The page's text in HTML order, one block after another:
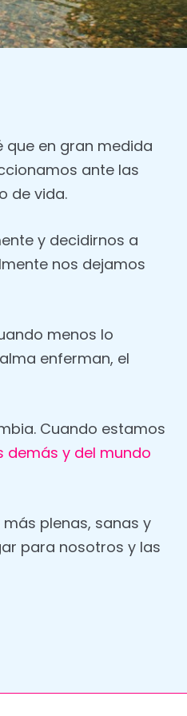
que en gran medida
ante las
de vida.
y decidirnos a
nos dejamos
menos lo
enferman, el
Cuando estamos
demás y del mundo
plenas, sanas y
para nosotros y las